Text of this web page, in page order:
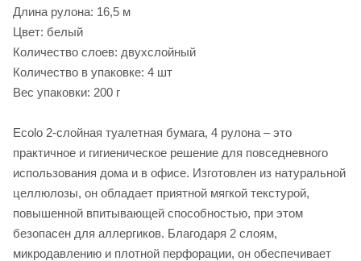
Длина рулона: 16,5 м
Цвет: белый
Количество слоев: двухслойный
Количество в упаковке: 4 шт
Вес упаковки: 200 г
Ecolo 2-слойная туалетная бумага, 4 рулона – это
практичное и гигиеническое решение для повседневного
использования дома и в офисе. Изготовлен из натуральной
целлюлозы, он обладает приятной мягкой текстурой,
повышенной впитывающей способностью, при этом
безопасен для аллергиков. Благодаря 2 слоям,
микродавлению и плотной перфорации, он обеспечивает